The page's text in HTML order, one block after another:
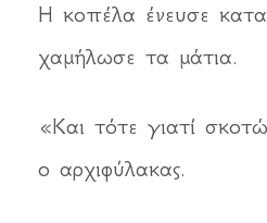
Η κοπέλα ένευσε
χαμήλωσε τα μάτια.
«Και τότε γιατί
ο αρχιφύλακας.